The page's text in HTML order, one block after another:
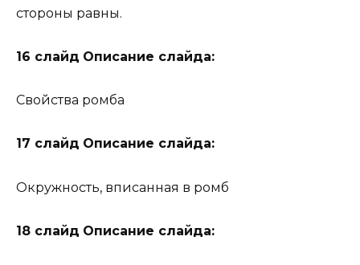
стороны равны.
16 слайд Описание слайда:
Свойства ромба
17 слайд Описание слайда:
Окружность, вписанная в ромб
18 слайд Описание слайда: